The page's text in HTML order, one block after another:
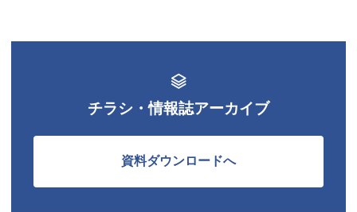
チラシ・情報誌アーカイブ
資料ダウンロードへ